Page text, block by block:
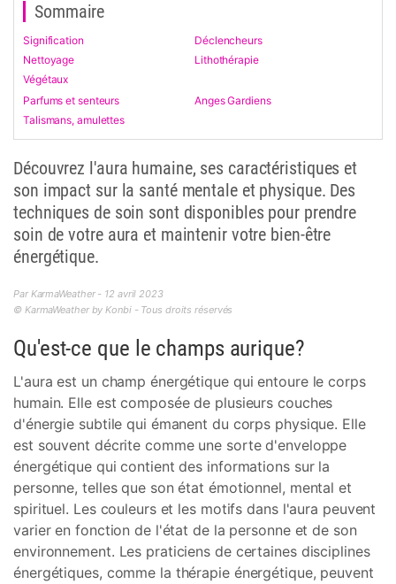
Sommaire
Signification
Déclencheurs
Nettoyage
Lithothérapie
Végétaux
Parfums et senteurs
Anges Gardiens
Talismans, amulettes
Découvrez l'aura humaine, ses caractéristiques et
son impact sur la santé mentale et physique. Des
techniques de soin sont disponibles pour prendre
soin de votre aura et maintenir votre bien-être
énergétique.
Par KarmaWeather - 12 avril 2023
© KarmaWeather by Konbi - Tous droits réservés
Qu'est-ce que le champs aurique?
L'aura est un champ énergétique qui entoure le corps
humain. Elle est composée de plusieurs couches
d'énergie subtile qui émanent du corps physique. Elle
est souvent décrite comme une sorte d'enveloppe
énergétique qui contient des informations sur la
personne, telles que son état émotionnel, mental et
spirituel. Les couleurs et les motifs dans l'aura peuvent
varier en fonction de l'état de la personne et de son
environnement. Les praticiens de certaines disciplines
énergétiques, comme la thérapie énergétique, peuvent